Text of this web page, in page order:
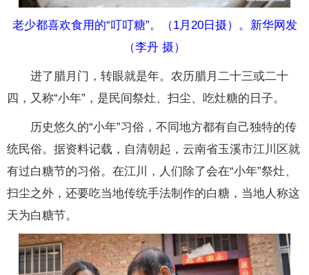
老少都喜欢食用的“叮叮糖”。（1月20日摄）。新华网发
（李丹 摄）
进了腊月门，转眼就是年。农历腊月二十三或二十
四，又称“小年”，是民间祭灶、扫尘、吃灶糖的日子。
历史悠久的“小年”习俗，不同地方都有自己独特的传
统民俗。据资料记载，自清朝起，云南省玉溪市江川区就
有过白糖节的习俗。在江川，人们除了会在“小年”祭灶、
扫尘之外，还要吃当地传统手法制作的白糖，当地人称这
天为白糖节。